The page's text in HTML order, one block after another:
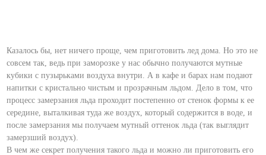
Казалось бы, нет ничего проще, чем приготовить лед дома. Но это не
совсем так, ведь при заморозке у нас обычно получаются мутные
кубики с пузырьками воздуха внутри. А в кафе и барах нам подают
напитки с кристально чистым и прозрачным льдом. Дело в том, что
процесс замерзания льда проходит постепенно от стенок формы к ее
середине, выталкивая туда же воздух, который содержится в воде, и
после замерзания мы получаем мутный оттенок льда (так выглядит
замерзший воздух).
В чем же секрет получения такого льда и можно ли приготовить его